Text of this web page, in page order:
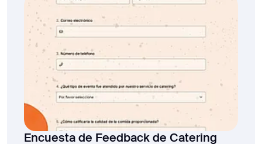
Encuesta de Feedback de Catering